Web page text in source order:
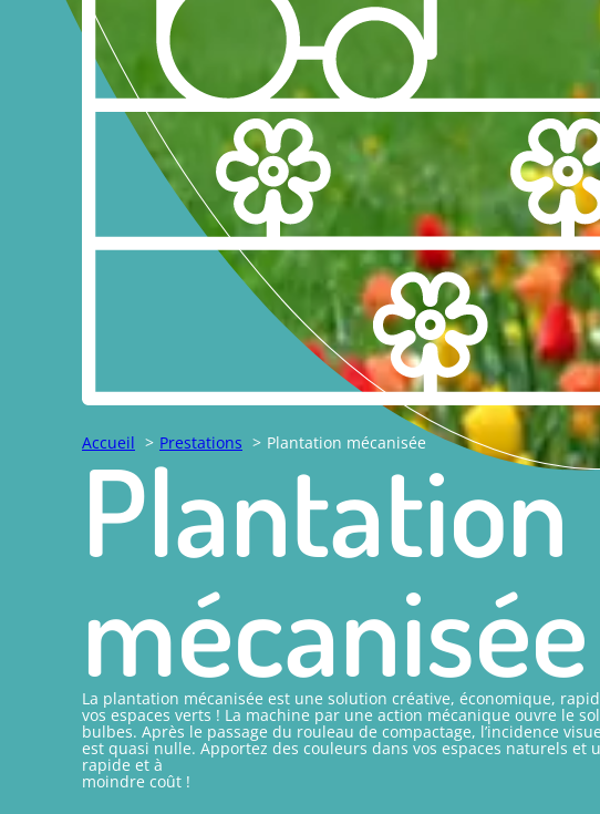
Accueil Prestations Plantation mécanisée
Plantation
mécanisée
La plantation mécanisée est une solution créative, économique,
vos espaces verts ! La machine par une action mécanique ouvre le
bulbes. Après le passage du rouleau de compactage, l’incidence
est quasi nulle. Apportez des couleurs dans vos espaces naturels et
rapide et à
moindre coût !